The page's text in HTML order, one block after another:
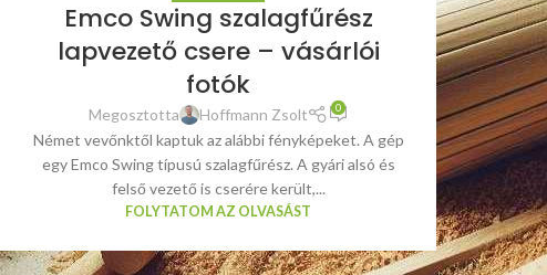
Emco Swing szalagfűrész
lapvezető csere – vásárlói
fotók
Megosztotta Hoffmann Zsolt 0
Német vevőnktől kaptuk az alábbi fényképeket. A gép
egy Emco Swing típusú szalagfűrész. A gyári alsó és
felső vezető is cserére került,...
FOLYTATOM AZ OLVASÁST